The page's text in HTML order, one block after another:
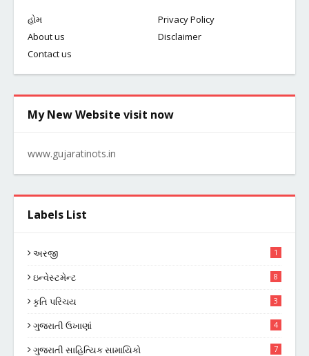
હોમ
Privacy Policy
About us
Disclaimer
Contact us
My New Website visit now
www.gujaratinots.in
Labels List
અરજી 1
ઇન્વેસ્ટમેન્ટ 8
કૃતિ પરિચય 3
ગુજરાતી ઉખાણાં 4
ગુજરાતી સાહિત્યિક સામાયિકો 7